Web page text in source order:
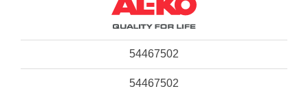
54467502
54467502